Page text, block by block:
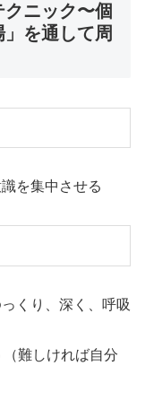
ニック〜個
を通して周
を集中させる
くり、深く、呼吸
難しければ自分